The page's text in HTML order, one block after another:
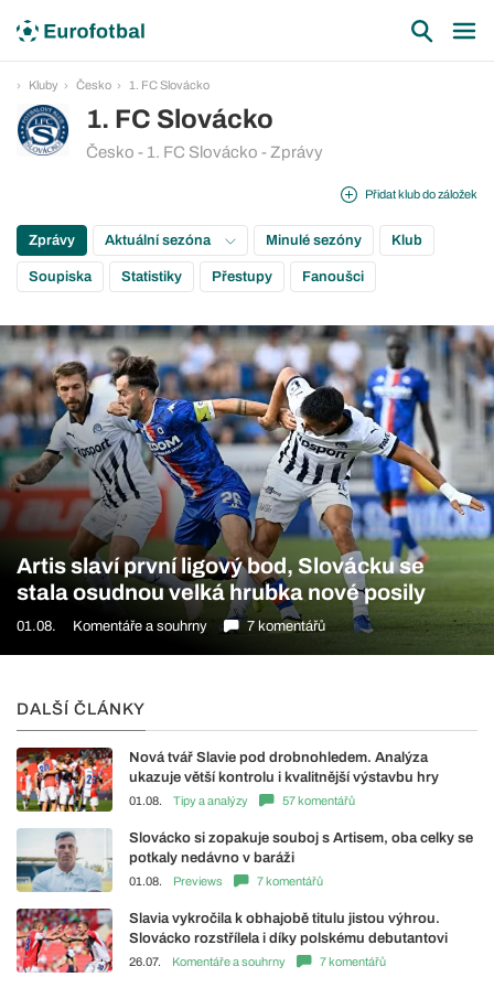
Kluby Česko 1. FC Slovácko
1. FC Slovácko
Česko - 1. FC Slovácko - Zprávy
Přidat klub do záložek
Zprávy Aktuální sezóna Minulé sezóny Klub
Soupiska Statistiky Přestupy Fanoušci
Artis slaví první ligový bod, Slovácku se
stala osudnou velká hrubka nové posily
01.08. Komentáře a souhrny 7 komentářů
DALŠÍ ČLÁNKY
Nová tvář Slavie pod drobnohledem. Analýza
ukazuje větší kontrolu i kvalitnější výstavbu hry
01.08. Tipy a analýzy 57 komentářů
Slovácko si zopakuje souboj s Artisem, oba celky se
potkaly nedávno v baráži
01.08. Previews 7 komentářů
Slavia vykročila k obhajobě titulu jistou výhrou.
Slovácko rozstřílela i díky polskému debutantovi
26.07. Komentáře a souhrny 7 komentářů